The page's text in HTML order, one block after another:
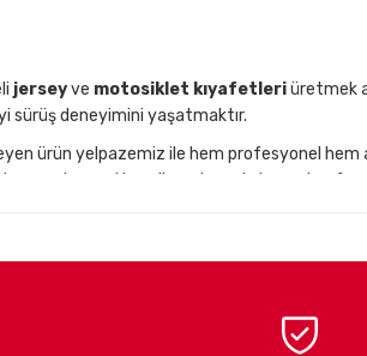
jerseyve motosiklet kıyafetleriüretmek
sürüş deneyimini yaşatmaktır.
ürün yelpazemiz ile hem profesyonel
zorlu arazi koşullarında maksimum konfor